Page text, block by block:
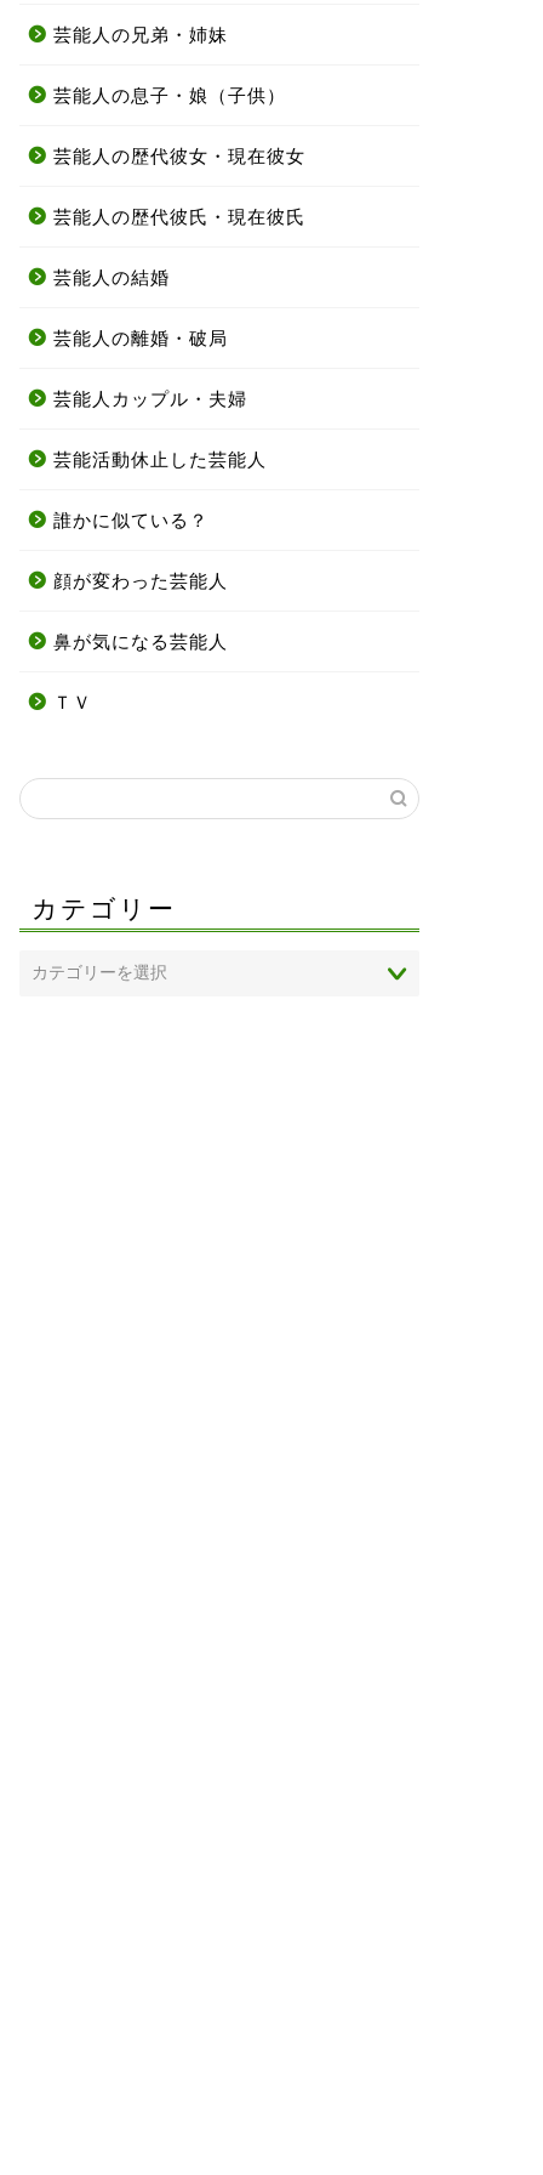
芸能人の兄弟・姉妹
芸能人の息子・娘（子供）
芸能人の歴代彼女・現在彼女
芸能人の歴代彼氏・現在彼氏
芸能人の結婚
芸能人の離婚・破局
芸能人カップル・夫婦
芸能活動休止した芸能人
誰かに似ている？
顔が変わった芸能人
鼻が気になる芸能人
ＴＶ
カテゴリー